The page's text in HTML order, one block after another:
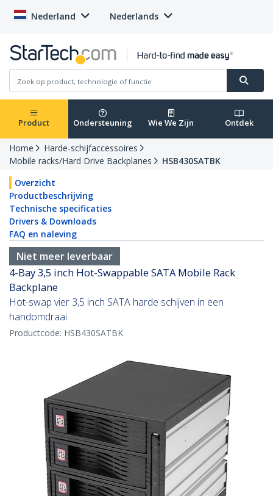
Nederland Nederlands
Product Ondersteuning Wie We Zijn Ontdek
Home
Harde-schijfaccessoires
Mobile racks/Hard Drive Backplanes
HSB430SATBK
Overzicht
Productbeschrijving
Technische specificaties
Drivers & Downloads
FAQ en naleving
Niet meer leverbaar
4-Bay 3,5 inch Hot-Swappable SATA Mobile Rack
Backplane
Hot-swap vier 3,5 inch SATA harde schijven in een
handomdraai
Productcode: HSB430SATBK